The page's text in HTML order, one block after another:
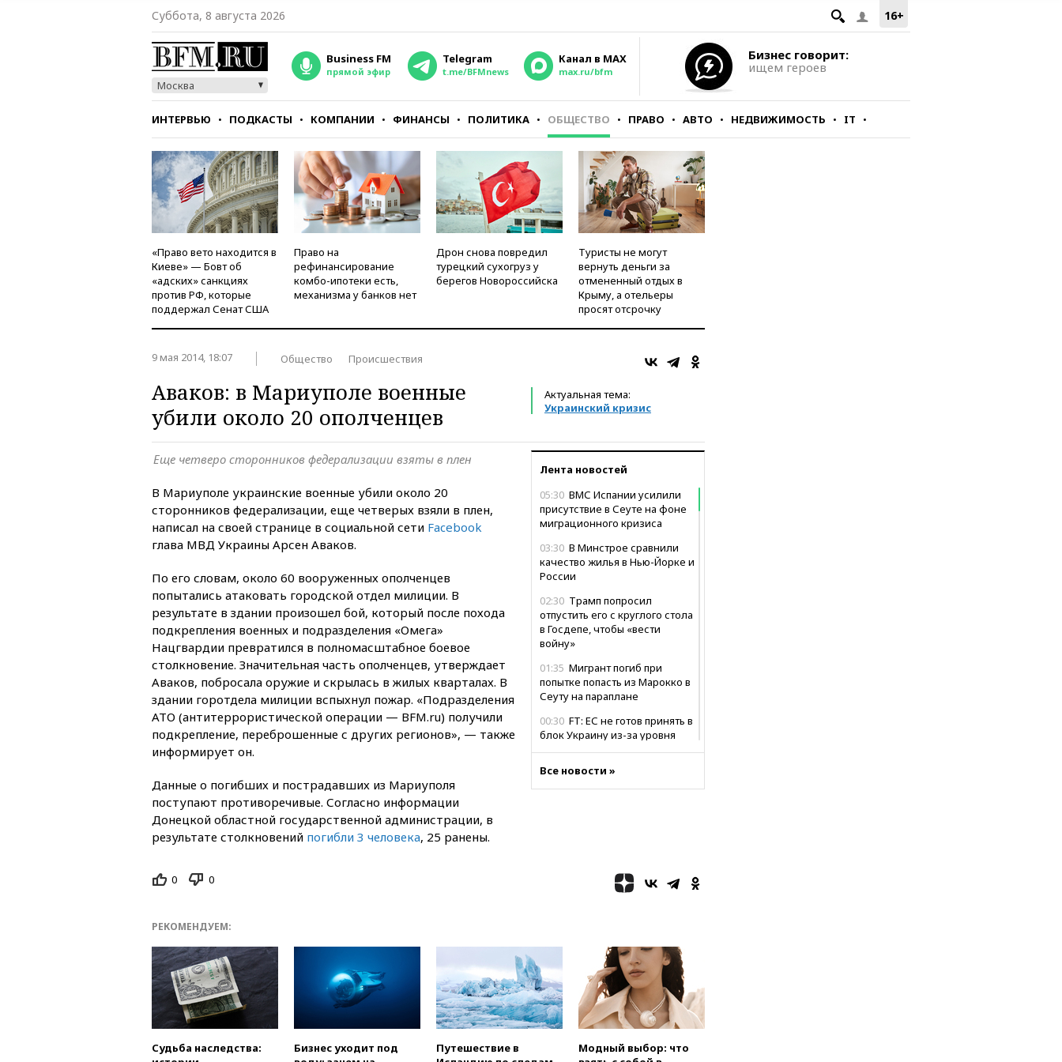
16+
Суббота, 8 августа 2026
Москва
Business FM
прямой эфир
Telegram
t.me/BFMnews
Канал в MAX
max.ru/bfm
Бизнес говорит:
ищем героев
ИНТЕРВЬЮ ПОДКАСТЫ КОМПАНИИ ФИНАНСЫ ПОЛИТИКА ОБЩЕСТВО ПРАВО АВТО НЕДВИЖИМОСТЬ IT
СТИЛЬ ТЕСТЫ
«Право вето находится в
Киеве» — Бовт об
«адских» санкциях
против РФ, которые
поддержал Сенат США
Право на
рефинансирование
комбо-ипотеки есть,
механизма у банков нет
Дрон снова повредил
турецкий сухогруз у
берегов Новороссийска
Туристы не могут
вернуть деньги за
отмененный отдых в
Крыму, а отельеры
просят отсрочку
9 мая 2014, 18:07 Общество Происшествия
Актуальная тема:
Украинский кризис
Аваков: в Мариуполе военные
убили около 20 ополченцев
Лента новостей
05:30 ВМС Испании усилили
присутствие в Сеуте на фоне
миграционного кризиса
03:30 В Минстрое сравнили
качество жилья в Нью-Йорке и
России
02:30 Трамп попросил
отпустить его с круглого стола
в Госдепе, чтобы «вести
войну»
01:35 Мигрант погиб при
попытке попасть из Марокко в
Сеуту на параплане
00:30 FT: ЕС не готов принять в
блок Украину из-за уровня
вчера, 23:35Лукашенко
объяснил экономическую
скульптуру балерины
Бессент
анонсировал скорое
соглашение о прекращении
огня США и Ирана
вчера, 22:15Три человека
получили ножевые ранения
при нападении в Чехии
Все новости »
Еще четверо сторонников федерализации взяты в плен
В Мариуполе украинские военные убили около 20
сторонников федерализации, еще четверых взяли в плен,
написал на своей странице в социальной сети Facebook
глава МВД Украины Арсен Аваков.
По его словам, около 60 вооруженных ополченцев
попытались атаковать городской отдел милиции. В
результате в здании произошел бой, который после похода
подкрепления военных и подразделения «Омега»
Нацгвардии превратился в полномасштабное боевое
столкновение. Значительная часть ополченцев, утверждает
Аваков, побросала оружие и скрылась в жилых кварталах. В
здании горотдела милиции вспыхнул пожар. «Подразделения
АТО (антитеррористической операции — BFM.ru) получили
подкрепление, переброшенные с других регионов», — также
информирует он.
Данные о погибших и пострадавших из Мариуполя
поступают противоречивые. Согласно информации
Донецкой областной государственной администрации, в
результате столкновений погибли 3 человека, 25 ранены.
0 0
РЕКОМЕНДУЕМ:
Судьба наследства:
Бизнес уходит под
Путешествие в
Модный выбор: что